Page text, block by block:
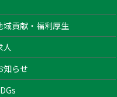
域貢献・福利厚生
人
知らせ